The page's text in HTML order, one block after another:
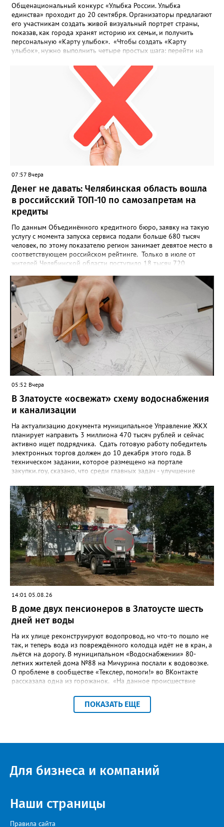
Общенациональный конкурс «Улыбка России. Улыбка
единства» проходит до 20 сентября. Организаторы предлагают
его участникам создать живой визуальный портрет страны,
показав, как города хранят историю их семьи, и получить
персональную «Карту улыбок». «Чтобы создать «Карту
улыбок», нужно выполнить четыре простых шага: перейти на
улыбок»; загрузить фотографию с улыбкой – подойдёт портрет
одного человека, пары, семьи или нескольких поколений в
одном кадре; отметить один или несколько городов,
связанных с историей семьи или важными воспоминаниями;
добавить подписи к городам, кратко объяснив связь с каждым
из них, указать контакты и подтвердить согласие с правилами
проекта», - говорится в инструкции на сайте проекта. ‍Заявка
может быть семейной, а после модерации стать частью
визуального архива проекта. 20 участников обещают
пригласить на итоговую фотосессию в Москве. Персональную
«Карту улыбок», которую можно скачать, сохранить и
опубликовать в социальных сетях, отмечают в оргкомитете,
получат все, кто улыбнулся.
07:57 Вчера
Денег не давать: Челябинская область вошла
в российсский ТОП-10 по самозапретам на
кредиты
По данным Объединённого кредитного бюро, заявку на такую
услугу с момента запуска сервиса подали больше 680 тысяч
человек, по этому показателю регион занимает девятое место в
соответствующем российском рейтинге. Только в июле от
жителей Челябинской области поступило 18 тысяч 720
снятие. В целом не давать им взаймы сегодня просят 543 с
лишним тысячи человек. Почти 89 тысяч за это время решили
запрет отозвать. При этом, утверждают аналитики бюро,
примерно каждый пятый из тех, кто установил самозапрет,
никогда кредиты не брал, столько же погасили долги недавно,
а больше половины имеют долговые обязательства сейчас.
05:52 Вчера
В Златоусте «освежат» схему водоснабжения
и канализации
На актуализацию документа муниципальное Управление ЖКХ
планирует направить 3 миллиона 470 тысяч рублей и сейчас
активно ищет подрядчика. Сдать готовую работу победитель
электронных торгов должен до 10 декабря этого года. В
техническом задании, которое размещено на портале
закупки.гоу, сказано, что среди главных задач - улучшение
повышение энергоэффективности систем. Кроме электронных
схем, исполнителю нужно разработать предложения по
строительству и реконструкции водоснабжения и канализации,
оценив размер вложений, а также представить перечень
бесхозных объектов и возможные сценарии развития этой
сферы городского хозяйства. В июне 2025 года
«Златоуст.инфо» сообщал о подобных торгах. Тогда цена
вопроса была почти в три раза выше - 9 миллионов 13 тысяч
486 рублей, а в списке работ была разработка электронной
системы ливнёвок.
14:01 05.08.26
В доме двух пенсионеров в Златоусте шесть
дней нет воды
На их улице реконструируют водопровод, но что-то пошло не
так, и теперь вода из повреждённого колодца идёт не в кран, а
льётся на дорогу. В муниципальном «Водоснабжении» 80-
летних жителей дома №88 на Мичурина послали к водовозке.
О проблеме в сообществе «Текслер, помоги!» во ВКонтакте
рассказала одна из горожанок. «На данное происшествие
гл.инженера Шепелева А.Н. из обслуживающей организации
МУП ЗГО "Златоустовское Водоснабжение" ул. Островского, 7,
пунктуация авторские). Под обращением есть комментарий
посёлке и работать приходится в сложных условиях горной
местности. «К сожалению, в процессе бурения иногда
малого диаметра, - отмечает Olga Vyacheslavovna. - Зачастую
такие вводы не отражены в исполнительной документации
строительства. Каждый подобный случай требует отдельного
ПОКАЗАТЬ ЕЩЕ
Для бизнеса и компаний
Наши страницы
Правила сайта